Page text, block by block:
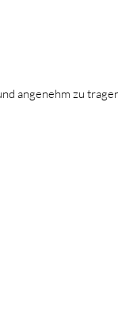
angenehm zu